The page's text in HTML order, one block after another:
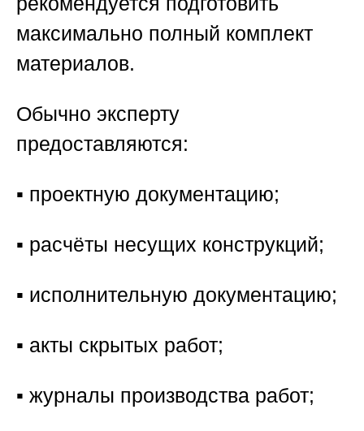
максимально полный комплект
материалов.
Обычно эксперту
предоставляются:
▪️ проектную документацию;
▪️ расчёты несущих конструкций;
▪️ исполнительную документацию;
▪️ акты скрытых работ;
▪️ журналы производства работ;